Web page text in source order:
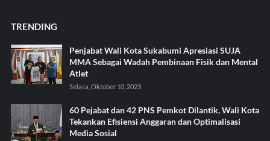
TRENDING
Penjabat Wali Kota Sukabumi Apresiasi SUJA
MMA Sebagai Wadah Pembinaan Fisik dan Mental
Atlet
Selasa, Oktober 10, 2023
60 Pejabat dan 42 PNS Pemkot Dilantik, Wali Kota
Tekankan Efisiensi Anggaran dan Optimalisasi
Media Sosial